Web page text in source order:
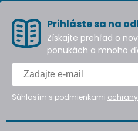
Prihláste sa na
Získajte prehľad o
ponukách a mnoho
Súhlasím s podmienkami